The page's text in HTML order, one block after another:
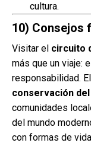
cultura.
10) Consejos
Visitar el circuito
más que un viaje:
responsabilidad.
conservación del
comunidades
del mundo
con formas de